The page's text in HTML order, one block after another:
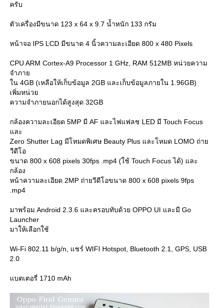
ครับ
ตัวเครื่องมีขนาด 123 x 64 x 9.7 น้ำหนัก 133 กรัม
หน้าจอ IPS LCD มีขนาด 4 นิ้วความละเอียด 800 x 480 Pixels
CPU ARM Cortex-A9 Processor 1 GHz, RAM 512MB หน่วยความ
จำภา
น 4GB (เหลือให้เก็บข้อมูล 2GB และเก็บข้อมูลภายใน 1.96GB)
เพิ่มหน่ว
ความจำภายนอกได้สูงสุด 32GB
กล้องความละเอียด 5MP มี AF และไฟแฟลช LED มี Touch Focus
ละ
Zero Shutter Lag มีโหมดพิเศษ Beauty Plus และโหมด LOMO ถ่า
วีดีโอ
ขนาด 800 x 608 pixels 30fps .mp4 (ใช้ Touch Focus ได้) และ
กล้อง
หน้าความละเอียด 2MP ถ่ายวีดีโอขนาด 800 x 608 pixels 9fps
.mp4
มาพร้อม Android 2.3.6 และครอบทับด้วย OPPO UI และมี Go
Launcher
มาให้เลือกใช้
Wi-Fi 802.11 b/g/n, แชร์ WIFI Hotspot, Bluetooth 2.1, GPS, USB
2.0
บตเตอรี่ 1710 mAh